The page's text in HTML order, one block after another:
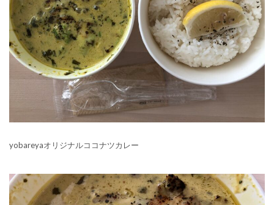
yobareyaオリジナルココナツカレー